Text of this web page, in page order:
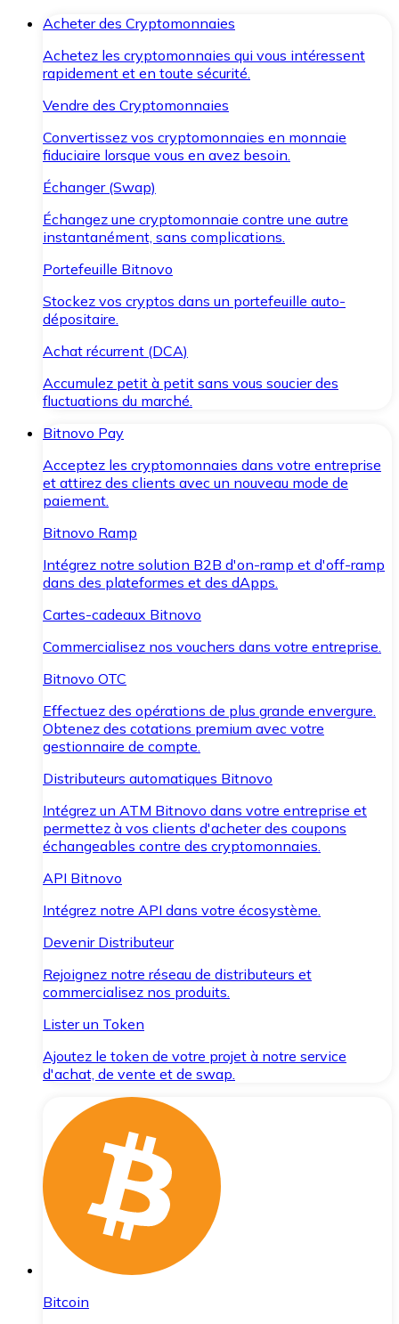
Acheter des Cryptomonnaies
Achetez les cryptomonnaies qui vous intéressent
rapidement et en toute sécurité.
Vendre des Cryptomonnaies
Convertissez vos cryptomonnaies en monnaie
fiduciaire lorsque vous en avez besoin.
Échanger (Swap)
Échangez une cryptomonnaie contre une autre
instantanément, sans complications.
Portefeuille Bitnovo
Stockez vos cryptos dans un portefeuille auto-
dépositaire.
Achat récurrent (DCA)
Accumulez petit à petit sans vous soucier des
fluctuations du marché.
Bitnovo Pay
Acceptez les cryptomonnaies dans votre entreprise
et attirez des clients avec un nouveau mode de
paiement.
Bitnovo Ramp
Intégrez notre solution B2B d'on-ramp et d'off-ramp
dans des plateformes et des dApps.
Cartes-cadeaux Bitnovo
Commercialisez nos vouchers dans votre entreprise.
Bitnovo OTC
Effectuez des opérations de plus grande envergure.
Obtenez des cotations premium avec votre
gestionnaire de compte.
Distributeurs automatiques Bitnovo
Intégrez un ATM Bitnovo dans votre entreprise et
permettez à vos clients d'acheter des coupons
échangeables contre des cryptomonnaies.
API Bitnovo
Intégrez notre API dans votre écosystème.
Devenir Distributeur
Rejoignez notre réseau de distributeurs et
commercialisez nos produits.
Lister un Token
Ajoutez le token de votre projet à notre service
d'achat, de vente et de swap.
Bitcoin